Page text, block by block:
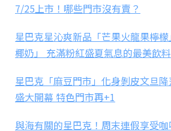
7/25上市！哪些門市沒有賣？
星巴克星沁爽新品「芒果火龍果檸
椰奶」 充滿粉紅盛夏氣息的最美飲料
星巴克「麻豆門市」化身剝皮文旦
盛大開幕 特色門市再+1
與海有關的星巴克！周末連假享受